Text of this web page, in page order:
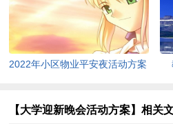
2022年小区物业平安夜活动方案
【大学迎新晚会活动方案】相关